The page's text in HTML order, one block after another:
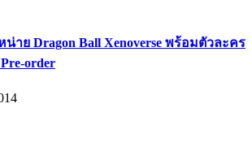
น่าย Dragon Ball Xenoverse พร้อมตัวละคร
order